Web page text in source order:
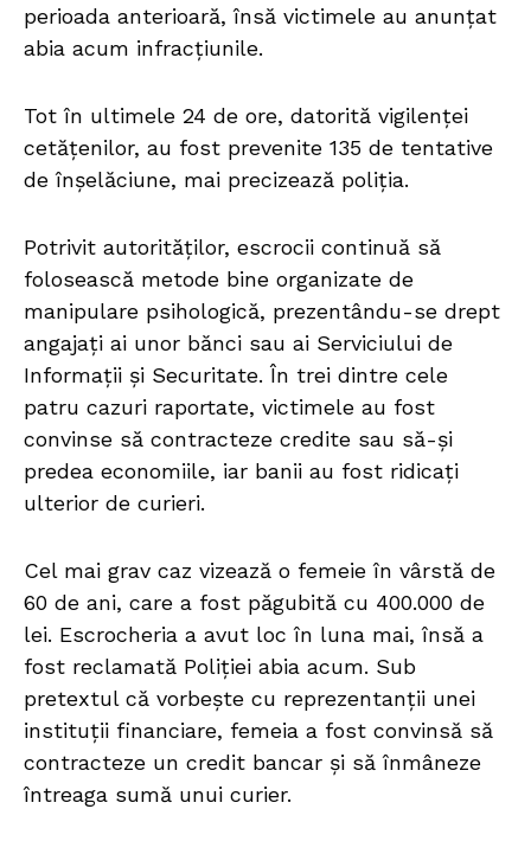
perioada anterioară, însă victimele au anunțat
abia acum infracțiunile.
Tot în ultimele 24 de ore, datorită vigilenței
cetățenilor, au fost prevenite 135 de tentative
de înșelăciune, mai precizează poliția.
Potrivit autorităților, escrocii continuă să
folosească metode bine organizate de
manipulare psihologică, prezentându-se drept
angajați ai unor bănci sau ai Serviciului de
Informații și Securitate. În trei dintre cele
patru cazuri raportate, victimele au fost
convinse să contracteze credite sau să-și
predea economiile, iar banii au fost ridicați
ulterior de curieri.
Cel mai grav caz vizează o femeie în vârstă de
60 de ani, care a fost păgubită cu 400.000 de
lei. Escrocheria a avut loc în luna mai, însă a
fost reclamată Poliției abia acum. Sub
pretextul că vorbește cu reprezentanții unei
instituții financiare, femeia a fost convinsă să
contracteze un credit bancar și să înmâneze
întreaga sumă unui curier.